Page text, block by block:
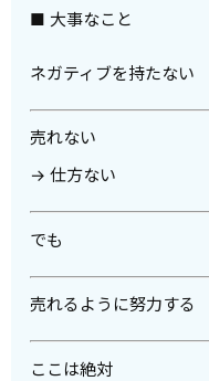
■ 大事なこと
ネガティブを持たない
売れない
→ 仕方ない
でも
売れるように努力する
ここは絶対